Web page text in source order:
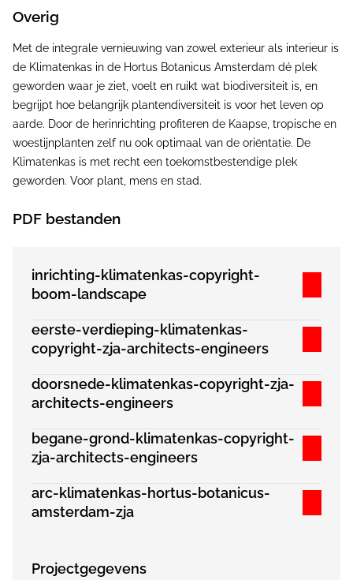
Overig
Met de integrale vernieuwing van zowel exterieur als interieur is
de Klimatenkas in de Hortus Botanicus Amsterdam dé plek
geworden waar je ziet, voelt en ruikt wat biodiversiteit is, en
begrijpt hoe belangrijk plantendiversiteit is voor het leven op
aarde. Door de herinrichting profiteren de Kaapse, tropische en
woestijnplanten zelf nu ook optimaal van de oriëntatie. De
Klimatenkas is met recht een toekomstbestendige plek
geworden. Voor plant, mens en stad.
PDF bestanden
inrichting-klimatenkas-copyright-
boom-landscape
eerste-verdieping-klimatenkas-
copyright-zja-architects-engineers
doorsnede-klimatenkas-copyright-zja-
architects-engineers
begane-grond-klimatenkas-copyright-
zja-architects-engineers
arc-klimatenkas-hortus-botanicus-
amsterdam-zja
Projectgegevens